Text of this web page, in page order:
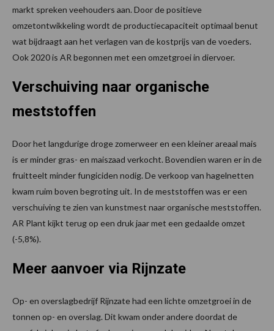
markt spreken veehouders aan. Door de positieve
omzetontwikkeling wordt de productiecapaciteit optimaal benut
wat bijdraagt aan het verlagen van de kostprijs van de voeders.
Ook 2020 is AR begonnen met een omzetgroei in diervoer.
Verschuiving naar organische
meststoffen
Door het langdurige droge zomerweer en een kleiner areaal mais
is er minder gras- en maiszaad verkocht. Bovendien waren er in de
fruitteelt minder fungiciden nodig. De verkoop van hagelnetten
kwam ruim boven begroting uit. In de meststoffen was er een
verschuiving te zien van kunstmest naar organische meststoffen.
AR Plant kijkt terug op een druk jaar met een gedaalde omzet
(-5,8%).
Meer aanvoer via Rijnzate
Op- en overslagbedrijf Rijnzate had een lichte omzetgroei in de
tonnen op- en overslag. Dit kwam onder andere doordat de